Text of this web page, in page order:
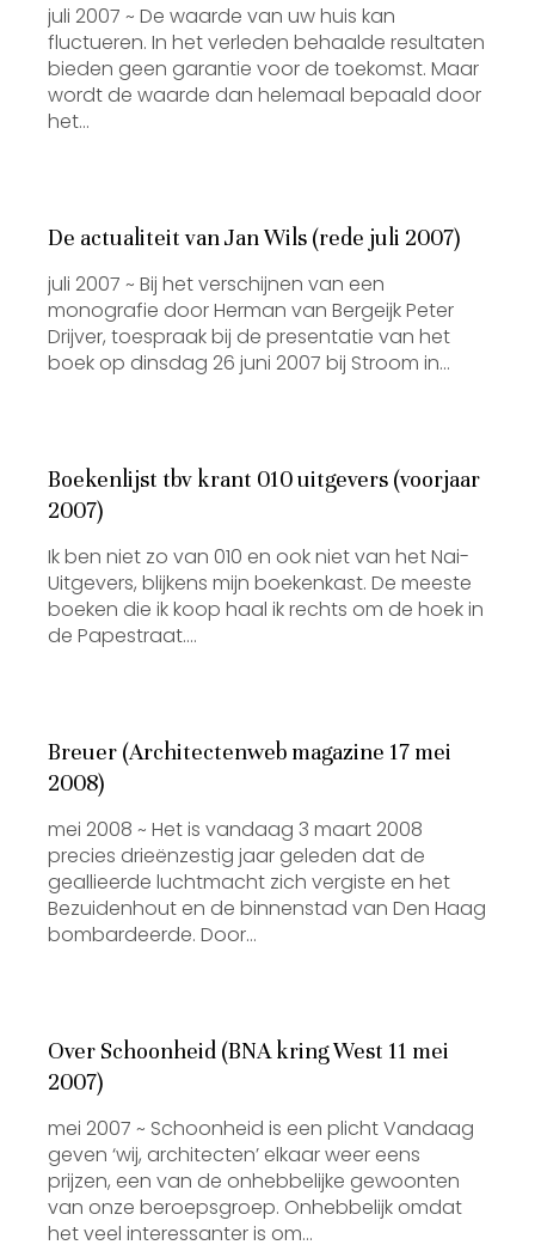
juli 2007 ~ De waarde van uw huis kan
fluctueren. In het verleden behaalde resultaten
bieden geen garantie voor de toekomst. Maar
wordt de waarde dan helemaal bepaald door
het…
De actualiteit van Jan Wils (rede juli 2007)
juli 2007 ~ Bij het verschijnen van een
monografie door Herman van Bergeijk Peter
Drijver, toespraak bij de presentatie van het
boek op dinsdag 26 juni 2007 bij Stroom in…
Boekenlijst tbv krant 010 uitgevers (voorjaar
2007)
Ik ben niet zo van 010 en ook niet van het Nai-
Uitgevers, blijkens mijn boekenkast. De meeste
boeken die ik koop haal ik rechts om de hoek in
de Papestraat.…
Breuer (Architectenweb magazine 17 mei
2008)
mei 2008 ~ Het is vandaag 3 maart 2008
precies drieënzestig jaar geleden dat de
geallieerde luchtmacht zich vergiste en het
Bezuidenhout en de binnenstad van Den Haag
bombardeerde. Door…
Over Schoonheid (BNA kring West 11 mei
2007)
mei 2007 ~ Schoonheid is een plicht Vandaag
geven ‘wij, architecten’ elkaar weer eens
prijzen, een van de onhebbelijke gewoonten
van onze beroepsgroep. Onhebbelijk omdat
het veel interessanter is om…